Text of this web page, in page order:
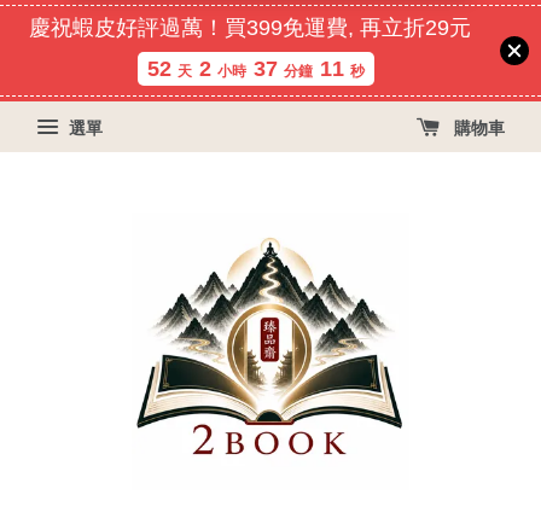
慶祝蝦皮好評過萬！買399免運費, 再立折29元
52 天 2 小時 37 分鐘 10 秒
選單 購物車